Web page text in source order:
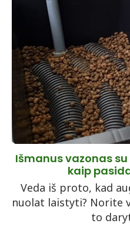
Išmanus vazonas
kaip
Veda iš proto, kad
nuolat laistyti? Norite
to